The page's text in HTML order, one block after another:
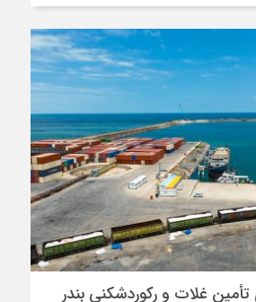
تأمین غلات و ركوردشكنی بندر